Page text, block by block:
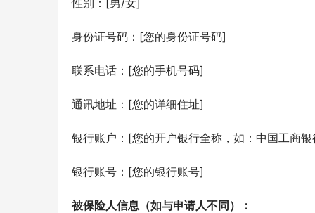
性别：[男/女]
身份证号码：[您的身份证号码]
联系电话：[您的手机号码]
通讯地址：[您的详细住址]
银行账户：[您的开户银行全称，如：中国工商银
银行账号：[您的银行账号]
被保险人信息（如与申请人不同）：